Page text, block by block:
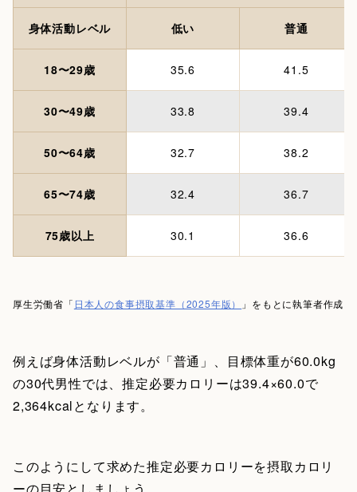
身体活動レベル 低い 普通
18〜29歳 35.6 41.5
30〜49歳 33.8 39.4
50〜64歳 32.7 38.2
65〜74歳 32.4 36.7
75歳以上 30.1 36.6
厚生労働省「 日本人の食事摂取基準（2025年版） 」をもとに執筆者作成
例えば身体活動レベルが「普通」、目標体重が60.0kg
の30代男性では、推定必要カロリーは39.4×60.0で
2,364kcalとなります。
このようにして求めた推定必要カロリーを摂取カロリ
ーの目安としましょう。